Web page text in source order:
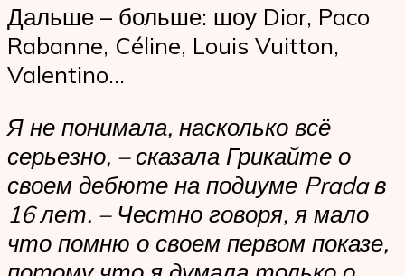
Дальше – больше: шоу Dior, Paco
Rabanne, Céline, Louis Vuitton,
Valentino…
Я не понимала, насколько всё
серьезно, – сказала Грикайте о
своем дебюте на подиуме Prada в
16 лет. – Честно говоря, я мало
что помню о своем первом показе,